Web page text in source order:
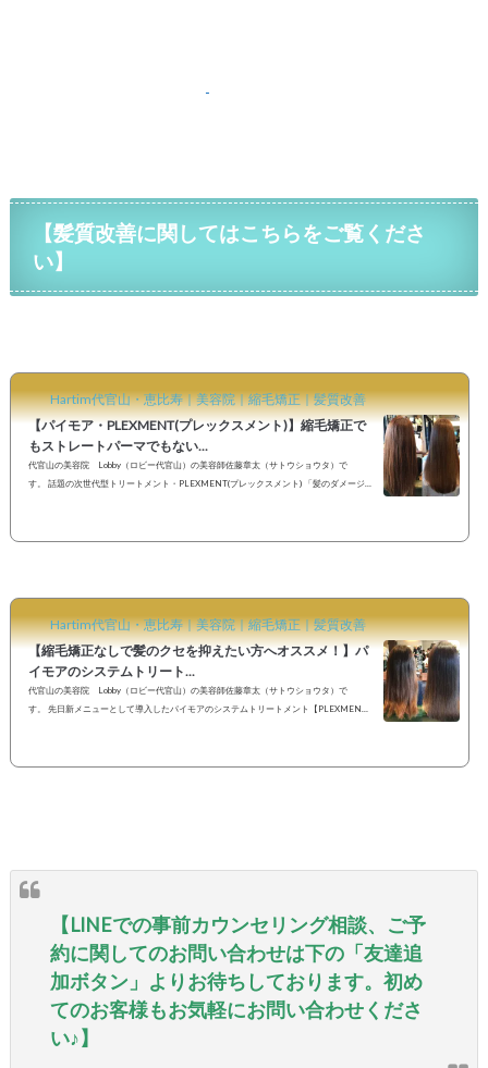
【髪質改善に関してはこちらをご覧くださ
い】
Hartim代官山・恵比寿｜美容院｜縮毛矯正｜髪質改善
【パイモア・PLEXMENT(プレックスメント)】縮毛矯正で
もストレートパーマでもない...
代官山の美容院 Lobby（ロビー代官山）の美容師佐藤章太（サトウショウタ）で
す。 話題の次世代型トリートメント・PLEXMENT(プレックスメント) 「髪のダメージな
アミノ酸が様々なサロントリートメントメニューを可能にします。キーワードは「酸と
Hartim代官山・恵比寿｜美容院｜縮毛矯正｜髪質改善
【縮毛矯正なしで髪のクセを抑えたい方へオススメ！】パ
イモアのシステムトリート...
代官山の美容院 Lobby（ロビー代官山）の美容師佐藤章太（サトウショウタ）で
す。 先日新メニューとして導入したパイモアのシステムトリートメント【PLEXMEN
【LINEでの事前カウンセリング相談、ご予
約に関してのお問い合わせは下の「友達追
加ボタン」よりお待ちしております。初め
てのお客様もお気軽にお問い合わせくださ
い♪】